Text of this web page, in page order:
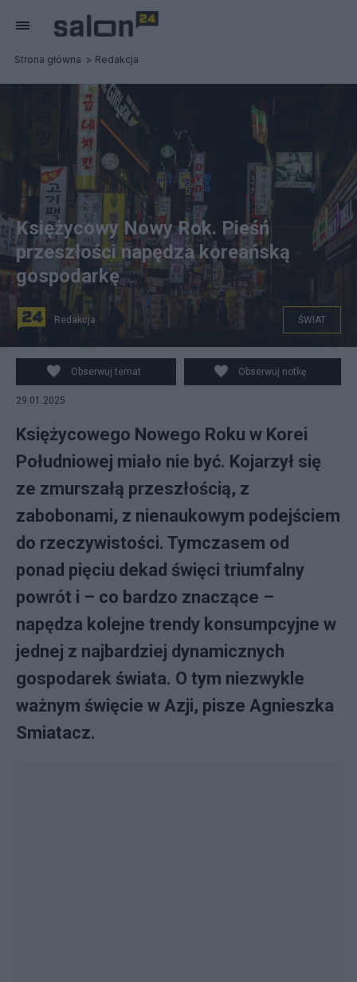
Strona główna Redakcja
Fot. Ulica w Seulu
Księżycowy Nowy Rok. Pieśń
przeszłości napędza koreańską
gospodarkę
Redakcja ŚWIAT
Obserwuj temat Obserwuj notkę
29.01.2025
Księżycowego Nowego Roku w Korei
Południowej miało nie być. Kojarzył się
ze zmurszałą przeszłością, z
zabobonami, z nienaukowym podejściem
do rzeczywistości. Tymczasem od
ponad pięciu dekad święci triumfalny
powrót i – co bardzo znaczące –
napędza kolejne trendy konsumpcyjne w
jednej z najbardziej dynamicznych
gospodarek świata. O tym niezwykle
ważnym święcie w Azji, pisze Agnieszka
Smiatacz.